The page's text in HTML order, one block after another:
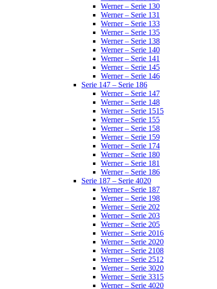
Werner – Serie 130
Werner – Serie 131
Werner – Serie 133
Werner – Serie 135
Werner – Serie 138
Werner – Serie 140
Werner – Serie 141
Werner – Serie 145
Werner – Serie 146
Serie 147 – Serie 186
Werner – Serie 147
Werner – Serie 148
Werner – Serie 1515
Werner – Serie 155
Werner – Serie 158
Werner – Serie 159
Werner – Serie 174
Werner – Serie 180
Werner – Serie 181
Werner – Serie 186
Serie 187 – Serie 4020
Werner – Serie 187
Werner – Serie 198
Werner – Serie 202
Werner – Serie 203
Werner – Serie 205
Werner – Serie 2016
Werner – Serie 2020
Werner – Serie 2108
Werner – Serie 2512
Werner – Serie 3020
Werner – Serie 3315
Werner – Serie 4020